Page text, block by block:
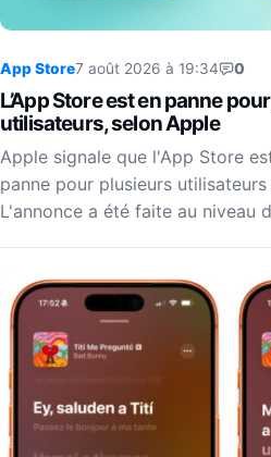
App Store7 août 2026 à 19:34 0
L’App Store est en panne
utilisateurs, selon Apple
Apple signale que l'App Store
panne pour plusieurs
L'annonce a été faite au niveau